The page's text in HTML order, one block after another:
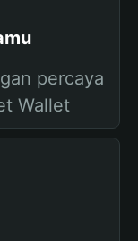
percaya
Wallet